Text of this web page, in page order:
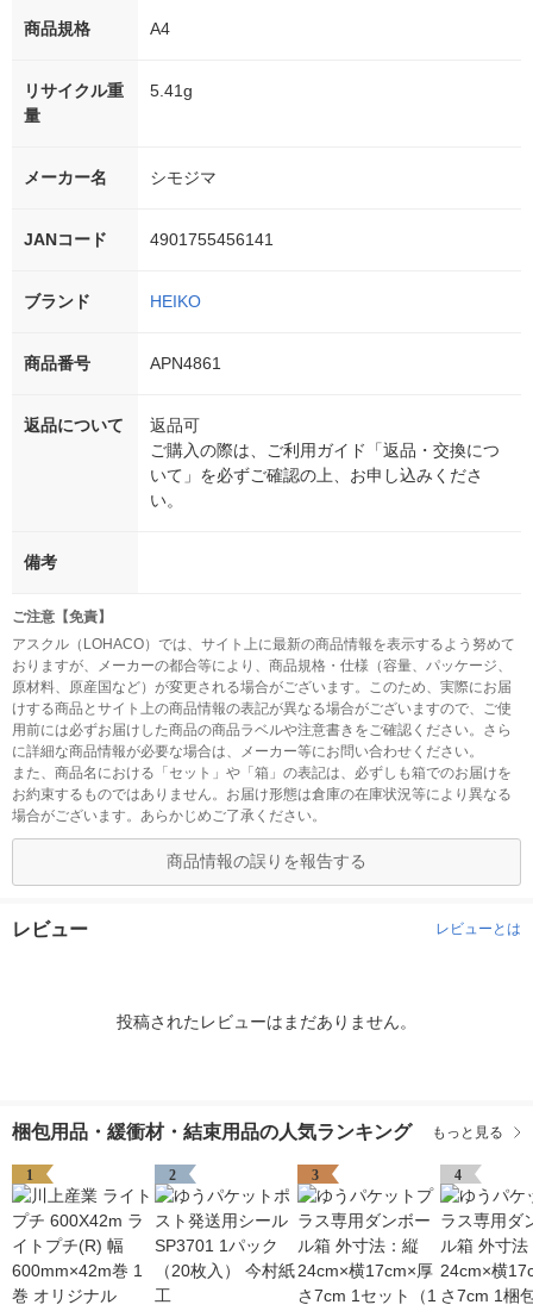
商品規格 A4
リサイクル重
量
5.41g
メーカー名 シモジマ
JANコード 4901755456141
ブランド HEIKO
商品番号 APN4861
返品について
返品可
ご購入の際は、ご利用ガイド「返品・交換につ
いて」を必ずご確認の上、お申し込みくださ
い。
備考
ご注意【免責】
アスクル（LOHACO）では、サイト上に最新の商品情報を表示するよう努めて
おりますが、メーカーの都合等により、商品規格・仕様（容量、パッケージ、
原材料、原産国など）が変更される場合がございます。このため、実際にお届
けする商品とサイト上の商品情報の表記が異なる場合がございますので、ご使
用前には必ずお届けした商品の商品ラベルや注意書きをご確認ください。さら
に詳細な商品情報が必要な場合は、メーカー等にお問い合わせください。
また、商品名における「セット」や「箱」の表記は、必ずしも箱でのお届けを
お約束するものではありません。お届け形態は倉庫の在庫状況等により異なる
場合がございます。あらかじめご了承ください。
商品情報の誤りを報告する
レビュー レビューとは
投稿されたレビューはまだありません。
梱包用品・緩衝材・結束用品の人気ランキング もっと見る
1 2 3 4